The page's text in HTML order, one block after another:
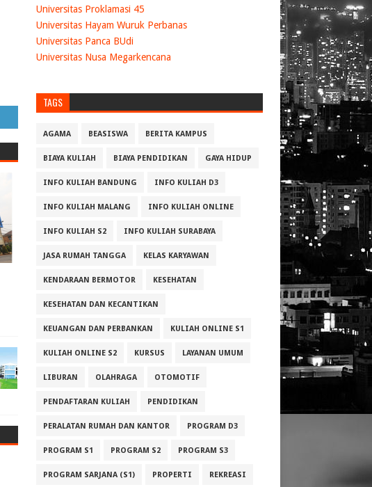
Universitas Proklamasi 45
Universitas Hayam Wuruk Perbanas
Universitas Panca BUdi
Universitas Nusa Megarkencana
TAGS
AGAMA BEASISWA BERITA KAMPUS
BIAYA KULIAH BIAYA PENDIDIKAN GAYA HIDUP
INFO KULIAH BANDUNG INFO KULIAH D3
INFO KULIAH MALANG INFO KULIAH ONLINE
INFO KULIAH S2 INFO KULIAH SURABAYA
JASA RUMAH TANGGA KELAS KARYAWAN
KENDARAAN BERMOTOR KESEHATAN
KESEHATAN DAN KECANTIKAN
KEUANGAN DAN PERBANKAN KULIAH ONLINE S1
KULIAH ONLINE S2 KURSUS LAYANAN UMUM
LIBURAN OLAHRAGA OTOMOTIF
PENDAFTARAN KULIAH PENDIDIKAN
PERALATAN RUMAH DAN KANTOR PROGRAM D3
PROGRAM S1 PROGRAM S2 PROGRAM S3
PROGRAM SARJANA (S1) PROPERTI REKREASI